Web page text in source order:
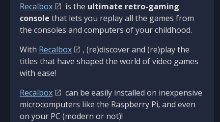
Recalbox is the ultimate retro-gaming
console that lets you replay all the games from
the consoles and computers of your childhood.
With Recalbox
, (re)discover and (re)play the
titles that have shaped the world of video games
with ease!
Recalbox
can be easily installed on inexpensive
microcomputers like the Raspberry Pi, and even
on your PC (modern or not)!